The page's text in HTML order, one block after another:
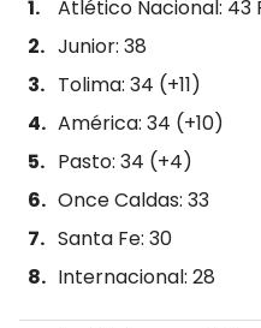
Atlético Nacional: 43
Junior: 38
Tolima: 34 (+11)
América: 34 (+10)
Pasto: 34 (+4)
Once Caldas: 33
Santa Fe: 30
Internacional: 28